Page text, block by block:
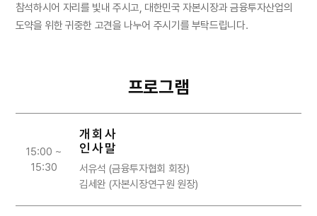
참석하시어 자리를 빛내 주시고, 대한민국 자본시장과 금융투자산업의
도약을 위한 귀중한 고견을 나누어 주시기를 부탁드립니다.
프로그램
15:00 ~
15:30
개 회 사
인 사 말
서유석 (금융투자협회 회장)
김세완 (자본시장연구원 원장)